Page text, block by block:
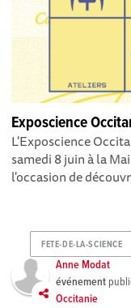
Exposcience
L'Exposcience
samedi 8 juin à la
l'occasion de
FETE-DE-LA-SCIENCE
Anne Modat
événement
Occitanie